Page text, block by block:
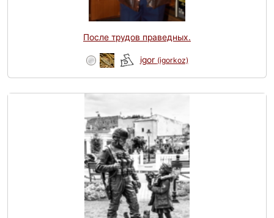
После трудов праведных.
igor (igorkoz)